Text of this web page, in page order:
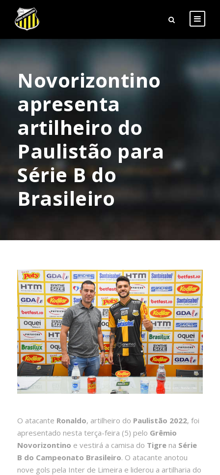
Novorizontino
apresenta
artilheiro do
Paulistão para
Série B do
Brasileiro
O atacante Ronaldo, artilheiro do Paulistão 2022, foi
apresentado nesta terça-feira (5) pelo Grêmio
Novorizontino e vestirá a camisa do Tigre na Série
B do Campeonato Brasileiro. O atacante anotou
nove gols pela Inter de Limeira e liderou a artilharia do